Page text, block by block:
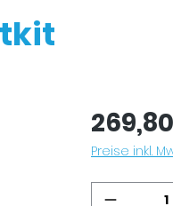
Preise inkl.